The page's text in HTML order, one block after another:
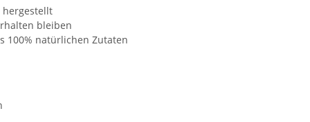
hergestellt
bleiben
100% natürlichen Zutaten